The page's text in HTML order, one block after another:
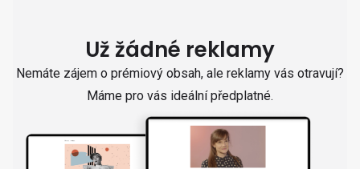
Už žádné reklamy
Nemáte zájem o prémiový obsah, ale reklamy vás otravují?
Máme pro vás ideální předplatné.